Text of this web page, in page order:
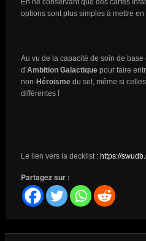
En ne conservant que des cartes
options sont plus simples à mettre en
Au vu de la capacité de soin de
d’Ambition Galactiquepour faire
non-Héroïsmedu set, même si
différentes !
Le lien vers la decklist : https://
Partagez sur :